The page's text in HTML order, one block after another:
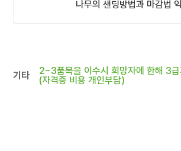
나무의 샌딩방법과 마감법
기타
2~3품목을 이수시 희망자에 한해 3
(자격증 비용 개인부담)